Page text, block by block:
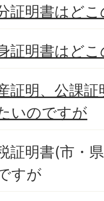
証明書はど
証明書はど
証明、公課
いのですが
証明書(市・
すが